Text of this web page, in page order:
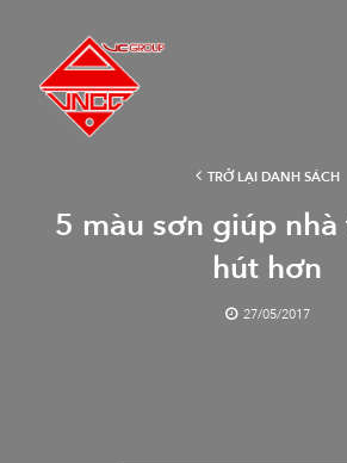
TRỞ LẠI DANH SÁCH
5 màu sơn giúp
hút hơn
27/05/2017